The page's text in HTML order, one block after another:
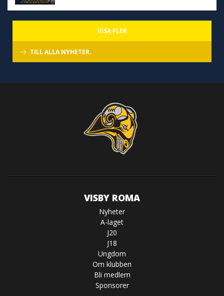
VISA FLER
TILL ALLA NYHETER.
VISBY ROMA
Nyheter
A-laget
J20
J18
Ungdom
Om klubben
Bli medlem
Sponsorer